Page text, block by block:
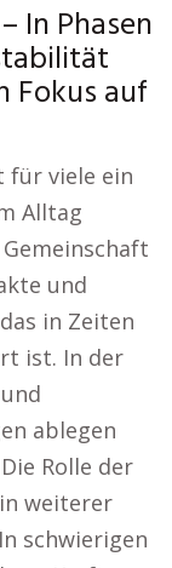
In Phasen
Fokus auf
für viele ein
Alltag
und
in Zeiten
ist. In der
ablegen
Rolle der
weiterer
schwierigen